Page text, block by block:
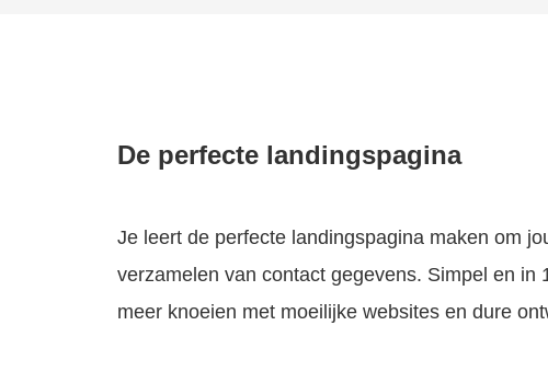
De perfecte landingspagina
Je leert de perfecte landingspagina maken om
verzamelen van contact gegevens. Simpel en in
meer knoeien met moeilijke websites en dure